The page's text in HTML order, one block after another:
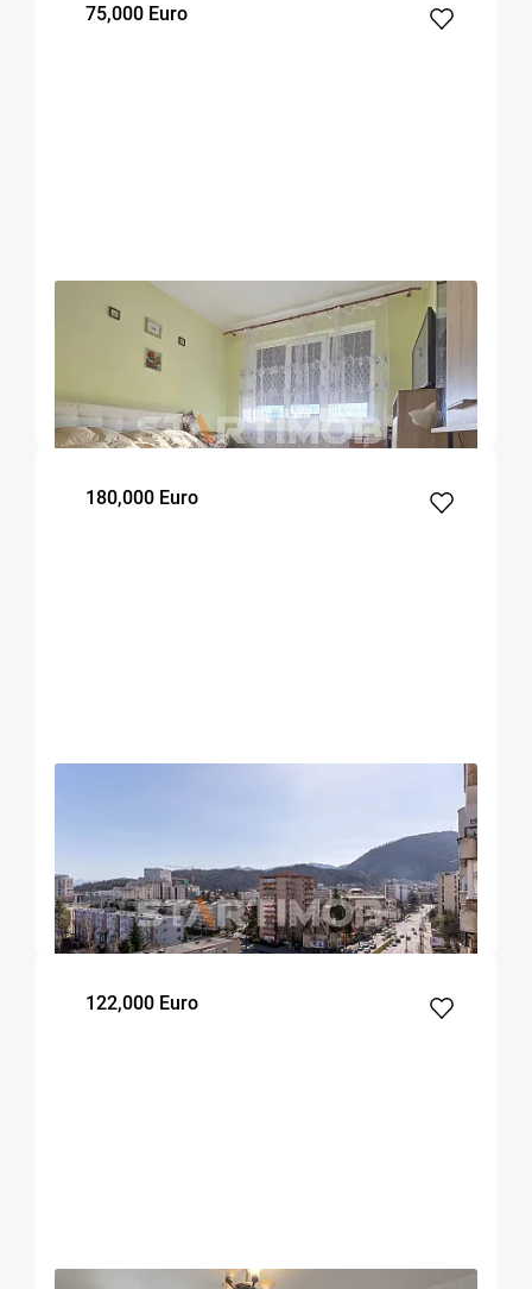
75,000 Euro
OFERTA NOUA COMISION 2%
Apartament doua camere Triaj
dormitor
3
Etaj
180,000 Euro
90
m²
2
dormitoare
7
Etaj
122,000 Euro